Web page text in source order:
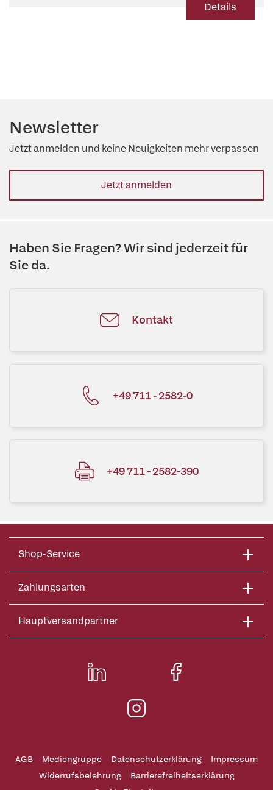
Details
Newsletter
Jetzt anmelden und keine Neuigkeiten mehr verpassen
Jetzt anmelden
Haben Sie Fragen? Wir sind jederzeit für
Sie da.
Kontakt
+49 711 - 2582-0
+49 711 - 2582-390
Shop-Service
Zahlungsarten
Hauptversandpartner
AGB Mediengruppe Datenschutzerklärung
Impressum
Widerrufsbelehrung
Barrierefreiheitserklärung